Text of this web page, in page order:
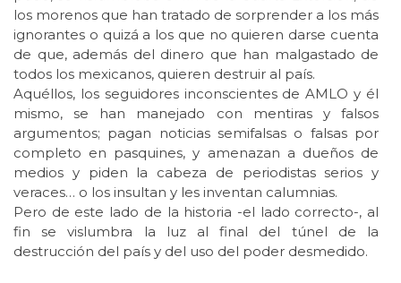
los morenos que han tratado de sorprender a los más
ignorantes o quizá a los que no quieren darse cuenta
de que, además del dinero que han malgastado de
todos los mexicanos, quieren destruir al país.
Aquéllos, los seguidores inconscientes de AMLO y él
mismo, se han manejado con mentiras y falsos
argumentos; pagan noticias semifalsas o falsas por
completo en pasquines, y amenazan a dueños de
medios y piden la cabeza de periodistas serios y
veraces… o los insultan y les inventan calumnias.
Pero de este lado de la historia -el lado correcto-, al
fin se vislumbra la luz al final del túnel de la
destrucción del país y del uso del poder desmedido.